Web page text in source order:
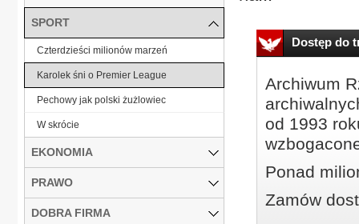
Dostęp do
Archiwum
od 1993
Ponad
Zamów
SPORT
Czterdzieści milionów marzeń
Karolek śni o Premier League
Pechowy jak polski żużlowiec
W skrócie
EKONOMIA
PRAWO
DOBRA FIRMA